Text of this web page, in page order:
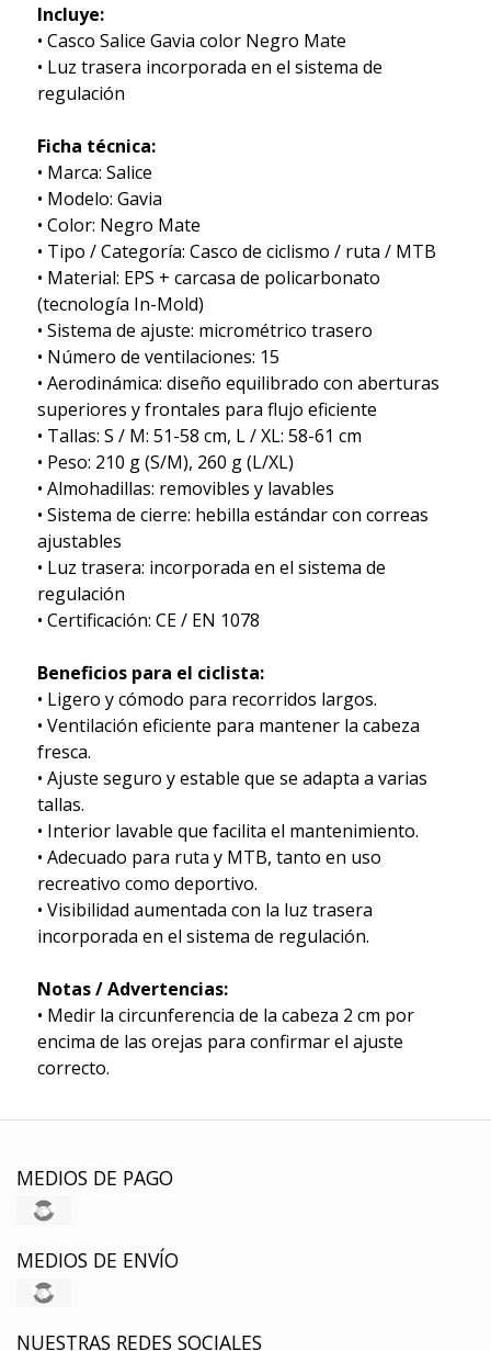
Incluye:
• Casco Salice Gavia color Negro Mate
• Luz trasera incorporada en el sistema de
regulación
Ficha técnica:
• Marca: Salice
• Modelo: Gavia
• Color: Negro Mate
• Tipo / Categoría: Casco de ciclismo / ruta / MTB
• Material: EPS + carcasa de policarbonato
(tecnología In-Mold)
• Sistema de ajuste: micrométrico trasero
• Número de ventilaciones: 15
• Aerodinámica: diseño equilibrado con aberturas
superiores y frontales para flujo eficiente
• Tallas: S / M: 51-58 cm, L / XL: 58-61 cm
• Peso: 210 g (S/M), 260 g (L/XL)
• Almohadillas: removibles y lavables
• Sistema de cierre: hebilla estándar con correas
ajustables
• Luz trasera: incorporada en el sistema de
regulación
• Certificación: CE / EN 1078
Beneficios para el ciclista:
• Ligero y cómodo para recorridos largos.
• Ventilación eficiente para mantener la cabeza
fresca.
• Ajuste seguro y estable que se adapta a varias
tallas.
• Interior lavable que facilita el mantenimiento.
• Adecuado para ruta y MTB, tanto en uso
recreativo como deportivo.
• Visibilidad aumentada con la luz trasera
incorporada en el sistema de regulación.
Notas / Advertencias:
• Medir la circunferencia de la cabeza 2 cm por
encima de las orejas para confirmar el ajuste
correcto.
MEDIOS DE PAGO
MEDIOS DE ENVÍO
NUESTRAS REDES SOCIALES